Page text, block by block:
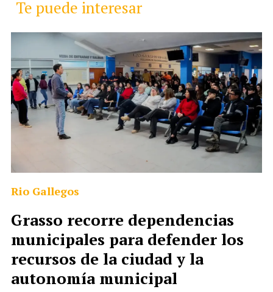
Te puede interesar
Grasso recorre dependencias
municipales para defender los
recursos de la ciudad y la
autonomía municipal
Rio Gallegos